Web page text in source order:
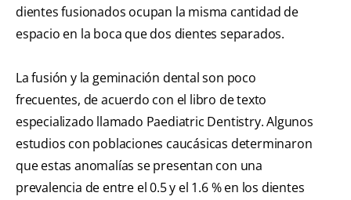
dientes fusionados ocupan la misma cantidad de
espacio en la boca que dos dientes separados.
La fusión y la geminación dental son poco
frecuentes, de acuerdo con el libro de texto
especializado llamado Paediatric Dentistry. Algunos
estudios con poblaciones caucásicas determinaron
que estas anomalías se presentan con una
prevalencia de entre el 0.5 y el 1.6 % en los dientes